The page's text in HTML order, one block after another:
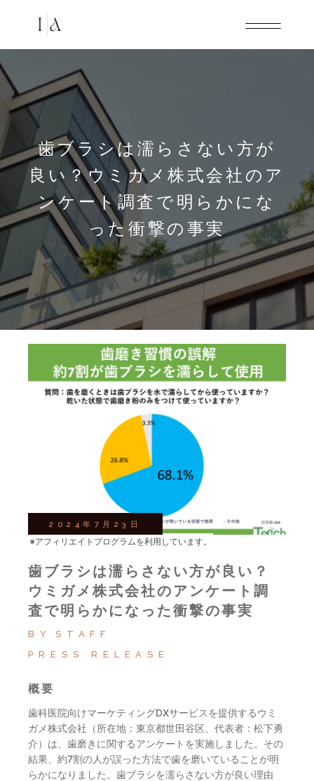
歯ブラシは濡らさない方が
良い？ウミガメ株式会社のア
ンケート調査で明らかにな
った衝撃の事実
2024年7月23日
歯ブラシは濡らさない方が良い？
ウミガメ株式会社のアンケート調
査で明らかになった衝撃の事実
BY
STAFF
PRESS RELEASE
概要
歯科医院向けマーケティングDXサービスを提供するウミ
ガメ株式会社（所在地：東京都世田谷区、代表者：松下勇
介）は、歯磨きに関するアンケートを実施しました。その
結果、約7割の人が誤った方法で歯を磨いていることが明
らかになりました。歯ブラシを濡らさない方が良い理由
※アフィリエイトプログラムを利用しています。